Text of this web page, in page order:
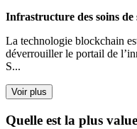
Infrastructure des soins de
La technologie blockchain
déverrouiller le portail de
S...
Voir plus
Quelle est la plus